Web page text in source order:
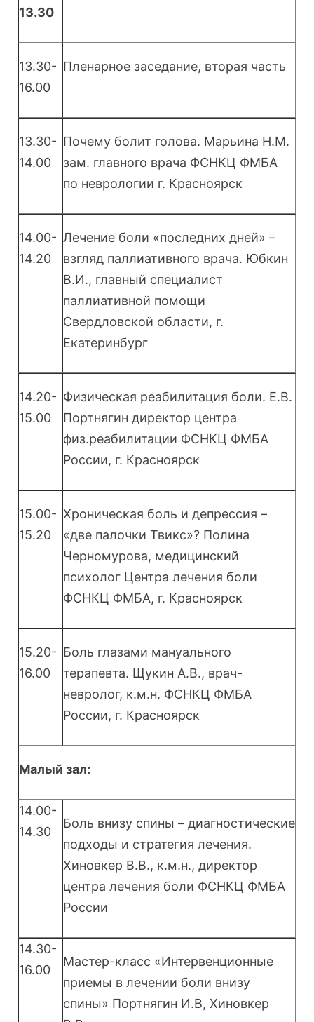
13.30
13.30-
16.00
Пленарное заседание, вторая часть
13.30-
14.00
Почему болит голова. Марьина Н.М.
зам. главного врача ФСНКЦ ФМБА
по неврологии г. Красноярск
14.00-
14.20
Лечение боли «последних дней» –
взгляд паллиативного врача. Юбкин
В.И., главный специалист
паллиативной помощи
Свердловской области, г.
Екатеринбург
14.20-
15.00
Физическая реабилитация боли. Е.В.
Портнягин директор центра
физ.реабилитации ФСНКЦ ФМБА
России, г. Красноярск
15.00-
15.20
Хроническая боль и депрессия –
«две палочки Твикс»? Полина
Черномурова, медицинский
психолог Центра лечения боли
ФСНКЦ ФМБА, г. Красноярск
15.20-
16.00
Боль глазами мануального
терапевта. Щукин А.В., врач-
невролог, к.м.н. ФСНКЦ ФМБА
России, г. Красноярск
Малый зал:
14.00-
14.30
Боль внизу спины – диагностические
подходы и стратегия лечения.
Хиновкер В.В., к.м.н., директор
центра лечения боли ФСНКЦ ФМБА
России
14.30-
16.00
Мастер-класс «Интервенционные
приемы в лечении боли внизу
спины» Портнягин И.В, Хиновкер